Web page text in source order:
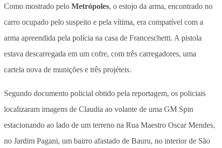
Como mostrado pelo Metrópoles, o estojo da arma, encontrado no
carro ocupado pelo suspeito e pela vítima, era compatível com a
arma apreendida pela polícia na casa de Franceschetti. A pistola
estava descarregada em um cofre, com três carregadores, uma
cartela nova de munições e três projéteis.
Segundo documento policial obtido pela reportagem, os policiais
localizaram imagens de Claudia ao volante de uma GM Spin
estacionando ao lado de um terreno na Rua Maestro Oscar Mendes,
no Jardim Pagani, um bairro afastado de Bauru, no interior de São